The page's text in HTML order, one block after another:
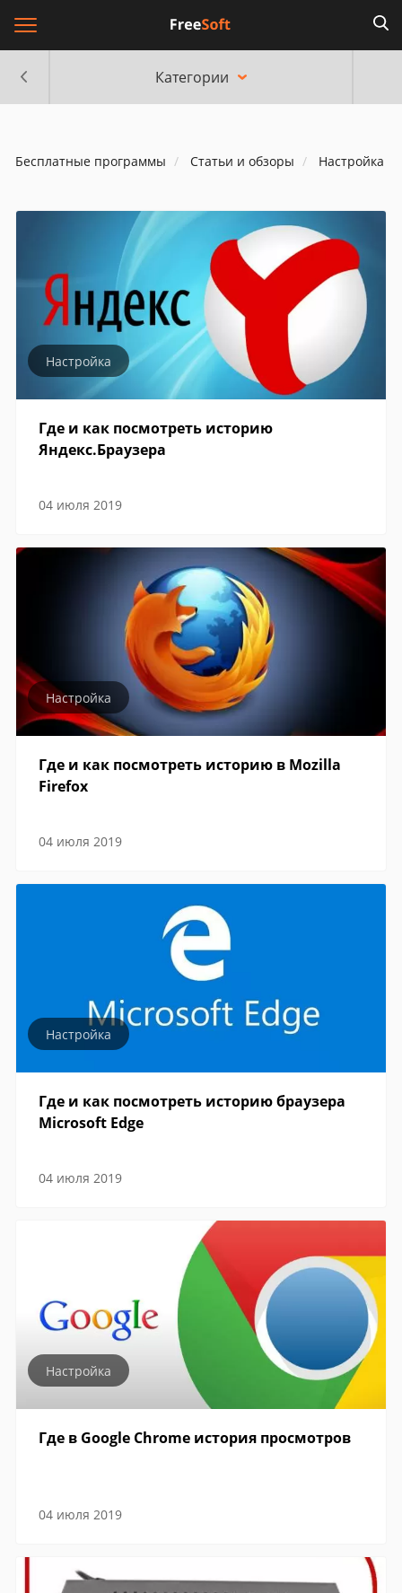
Категории
Бесплатные программы Статьи и обзоры Настройка
Настройка
Где и как посмотреть историю
Яндекс.Браузера
04 июля 2019
Настройка
Где и как посмотреть историю в Mozilla
Firefox
04 июля 2019
Настройка
Где и как посмотреть историю браузера
Microsoft Edge
04 июля 2019
Настройка
Где в Google Chrome история просмотров
04 июля 2019